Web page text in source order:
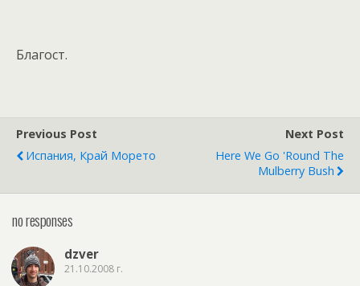
Благост.
Previous Post
Испания, Край Морето
Next Post
Here We Go 'round The
Mulberry Bush
no responses
dzver
21.10.2008 г.